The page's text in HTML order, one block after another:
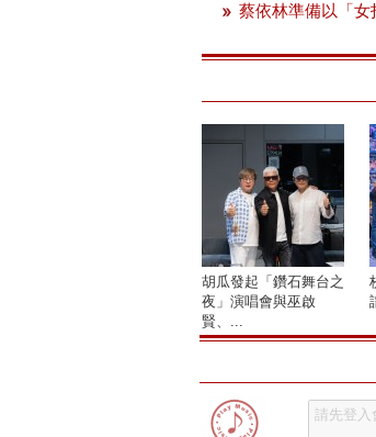
蔡依林準備以「女
胡瓜發起「鑽石舞台之
夜」演唱會與巫啟
賢、...